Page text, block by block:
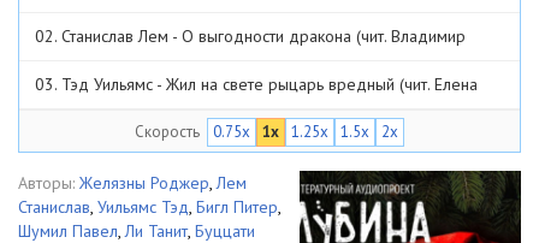
02. Станислав Лем - О выгодности дракона (чит. Владимир
Овуор) 22:25
03. Тэд Уильямс - Жил на свете рыцарь вредный (чит. Елена
04. Питер Бигл - Оклендский драконий блюз (чит. Павел Ломакин)
44:04
05. Павел Шумил - К вопросу о смысле жизни (чит. Михаил
Прокопов) 42:28
06. Танит Ли - Draco! Draco! (чит. Светлана Шаклеина) 1:06:13
Скорость 0.75x 1x 1.25x 1.5x 2x
Авторы: Желязны Роджер,Лем
Станислав, Уильямс Тэд, Бигл Питер,
Шумил Павел,Ли Танит, Буццати